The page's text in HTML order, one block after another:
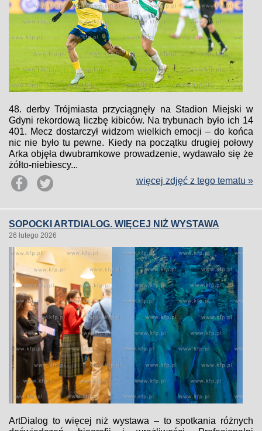
48. derby Trójmiasta przyciągnęły na Stadion Miejski w
Gdyni rekordową liczbę kibiców. Na trybunach było ich 14
401. Mecz dostarczył widzom wielkich emocji – do końca
nic nie było tu pewne. Kiedy na początku drugiej połowy
Arka objęła dwubramkowe prowadzenie, wydawało się że
żółto-niebiescy...
więcej zdjęć z tego tematu »
SOPOCKI ARTDIALOG. WIĘCEJ NIŻ WYSTAWA
26 lutego 2026
ArtDialog to więcej niż wystawa – to spotkania różnych